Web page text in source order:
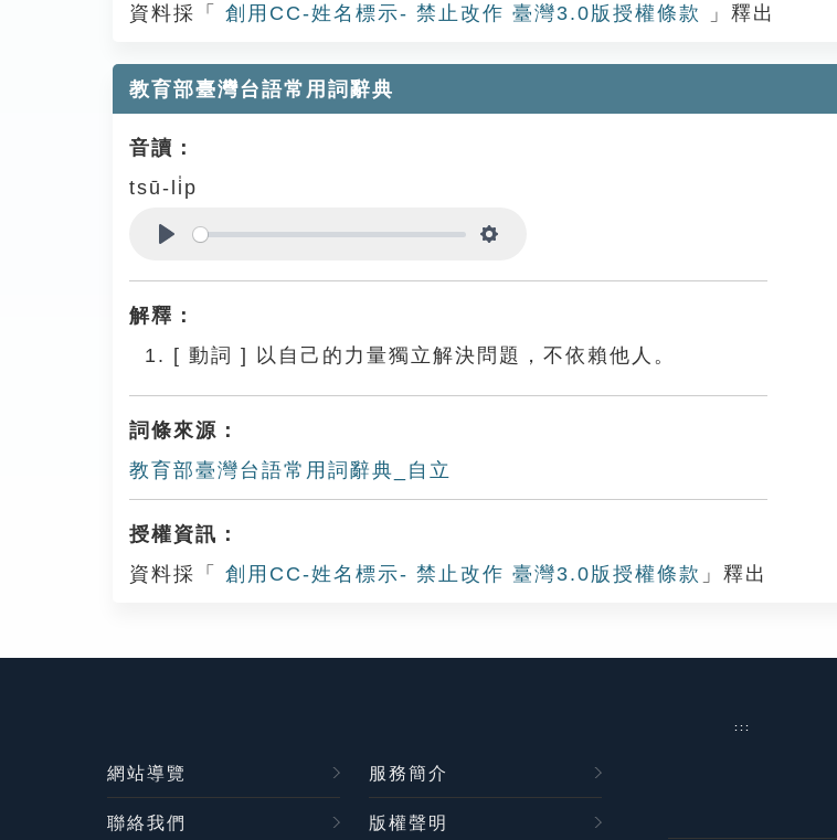
資料採「
創用CC-姓名標示- 禁止改作 臺灣3.0版授權條款 」釋出
教育部臺灣台語常用詞辭典
音讀：
tsū-li̍p
解釋：
[ 動詞 ] 以自己的力量獨立解決問題，不依賴他人。
詞條來源：
教育部臺灣台語常用詞辭典_自立
授權資訊：
資料採「
創用CC-姓名標示- 禁止改作 臺灣3.0版授權條款 」釋出
:::
網站導覽 服務簡介
聯絡我們 版權聲明